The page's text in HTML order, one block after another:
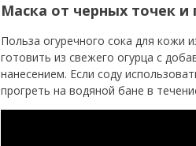
Маска от черных точек и
Польза огуречного сока для кожи
готовить из свежего огурца с
нанесением. Если соду
прогреть на водяной бане в